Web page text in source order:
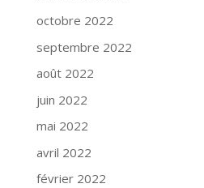
octobre 2022
septembre 2022
août 2022
juin 2022
mai 2022
avril 2022
février 2022